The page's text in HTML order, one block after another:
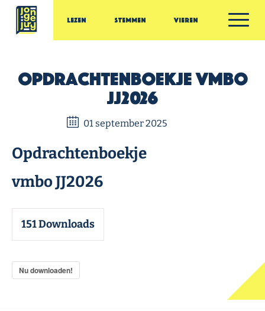
Ga door naar inhoud
Jonge Jury
Lezen Stemmen Vieren
Opdrachtenboekje vmbo
JJ2026
01 september 2025
Opdrachtenboekje
vmbo JJ2026
151Downloads
Nu downloaden!